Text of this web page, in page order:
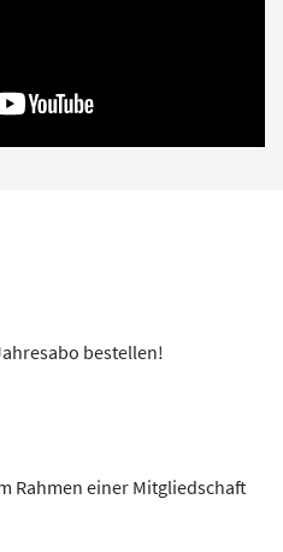
bestellen!
Rahmen einer Mitgliedschaft